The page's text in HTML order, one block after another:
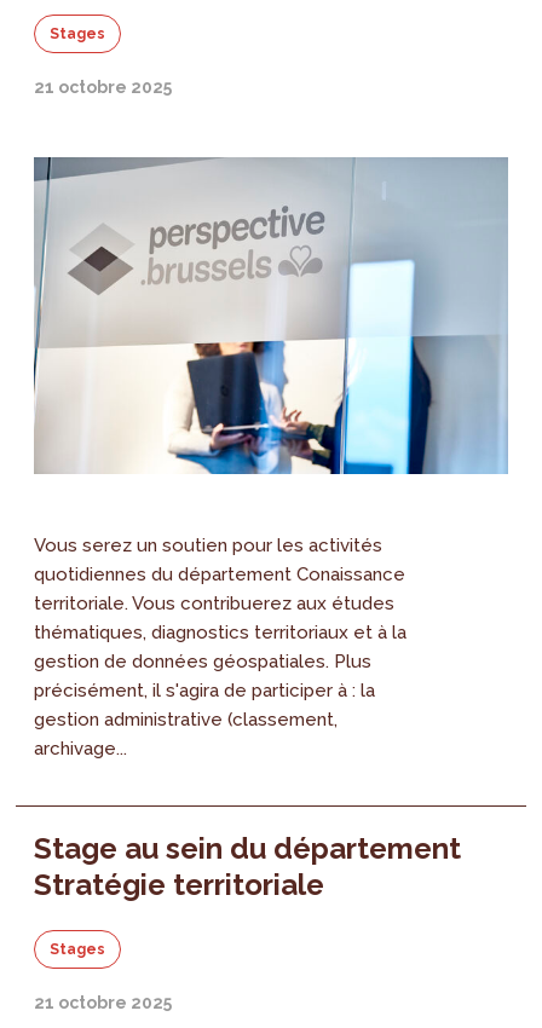
Stages
21 octobre 2025
Vous serez un soutien pour les activités
quotidiennes du département Conaissance
territoriale. Vous contribuerez aux études
thématiques, diagnostics territoriaux et à la
gestion de données géospatiales. Plus
précisément, il s'agira de participer à : la
gestion administrative (classement,
archivage...
Stage au sein du département
Stratégie territoriale
Stages
21 octobre 2025